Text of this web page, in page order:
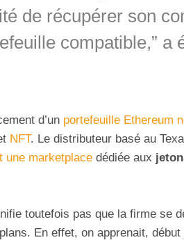
de récupérer son
compatible,” a
d’un portefeuille Ethereum
NFT. Le distributeur basé au
une marketplace dédiée aux
toutefois pas que la firme se
En effet, on apprenait, début